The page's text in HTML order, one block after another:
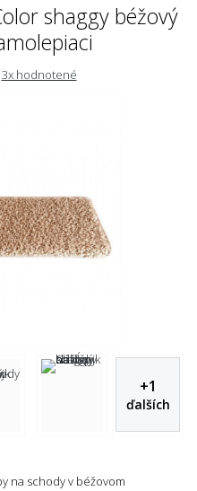
shaggy béžový
3x hodnotené
+1
ďalších
na schody v béžovom